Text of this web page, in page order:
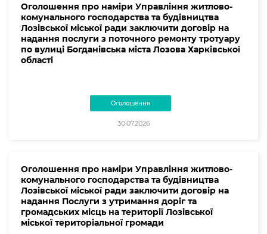
Оголошення про наміри Управління житлово-
комунального господарства та будівництва
Лозівської міської ради заключити договір на
надання послуги з поточного ремонту тротуару
по вулиці Богданівська міста Лозова Харківської
області
Оголошення
30.07.2026
Оголошення про наміри Управління житлово-
комунального господарства та будівництва
Лозівської міської ради заключити договір на
надання Послуги з утримання доріг та
громадських місць на території Лозівської
міської територіальної громади